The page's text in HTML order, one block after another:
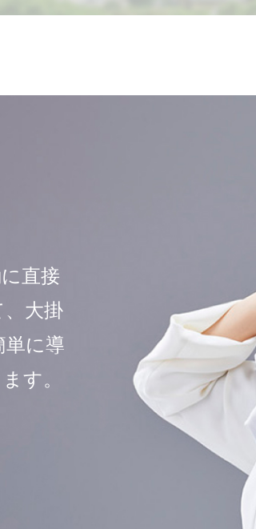
直接
大掛
単に導
す。